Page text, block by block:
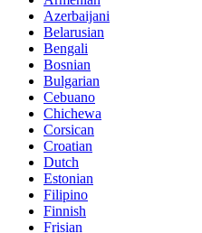
Azerbaijani
Belarusian
Bengali
Bosnian
Bulgarian
Cebuano
Chichewa
Corsican
Croatian
Dutch
Estonian
Filipino
Finnish
Frisian